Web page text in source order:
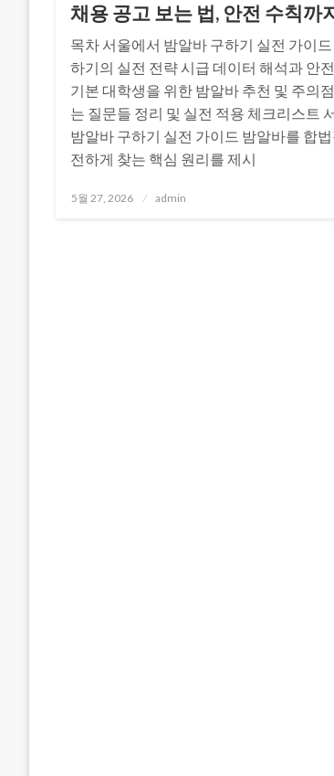
채용 공고 보는 법, 안전 수칙까
목차 서울에서 밤알바 구하기 실전 가이
하기의 실전 전략 시급 데이터 해석과 안
기본 대학생을 위한 밤알바 추천 및 주의
는 질문들 정리 및 실전 적용 체크리스트
밤알바 구하기 실전 가이드 밤알바를 합
전하게 찾는 핵심 원리를 제시
Posted
5월 27, 2026 admin